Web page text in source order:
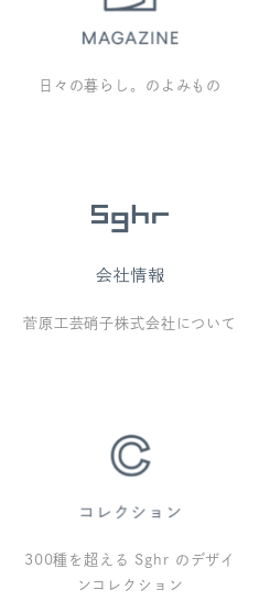
日々の暮らし。のよみもの
菅原工芸硝子株式会社について
300種を超える Sghr のデザイ
ンコレクション